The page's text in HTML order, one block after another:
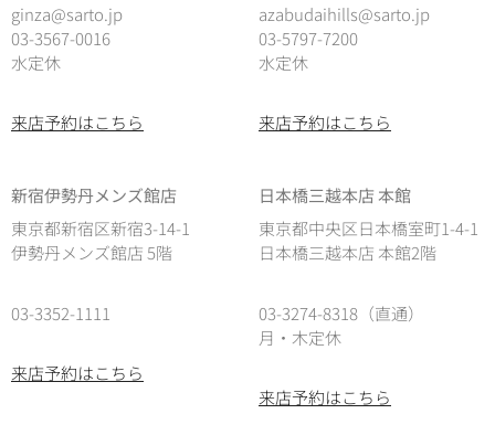
ginza@sarto.jp
03-3567-0016
水定休
来店予約はこちら
azabudaihills@sarto.jp
03-5797-7200
水定休
来店予約はこちら
新宿伊勢丹メンズ館店
東京都新宿区新宿3-14-1
伊勢丹メンズ館店 5階
03-3352-1111
来店予約はこちら
日本橋三越本店 本館
東京都中央区日本橋室町1-4-1
日本橋三越本店 本館2階
03-3274-8318（直通）
月・木定休
来店予約はこちら